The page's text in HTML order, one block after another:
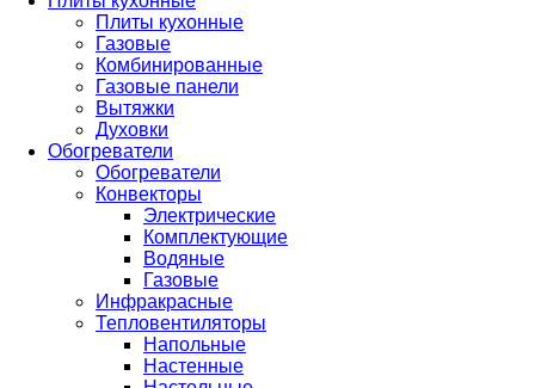
Плиты кухонные
Газовые
Комбинированные
Газовые панели
Вытяжки
Духовки
Обогреватели
Обогреватели
Конвекторы
Электрические
Комплектующие
Водяные
Газовые
Инфракрасные
Тепловентиляторы
Напольные
Настенные